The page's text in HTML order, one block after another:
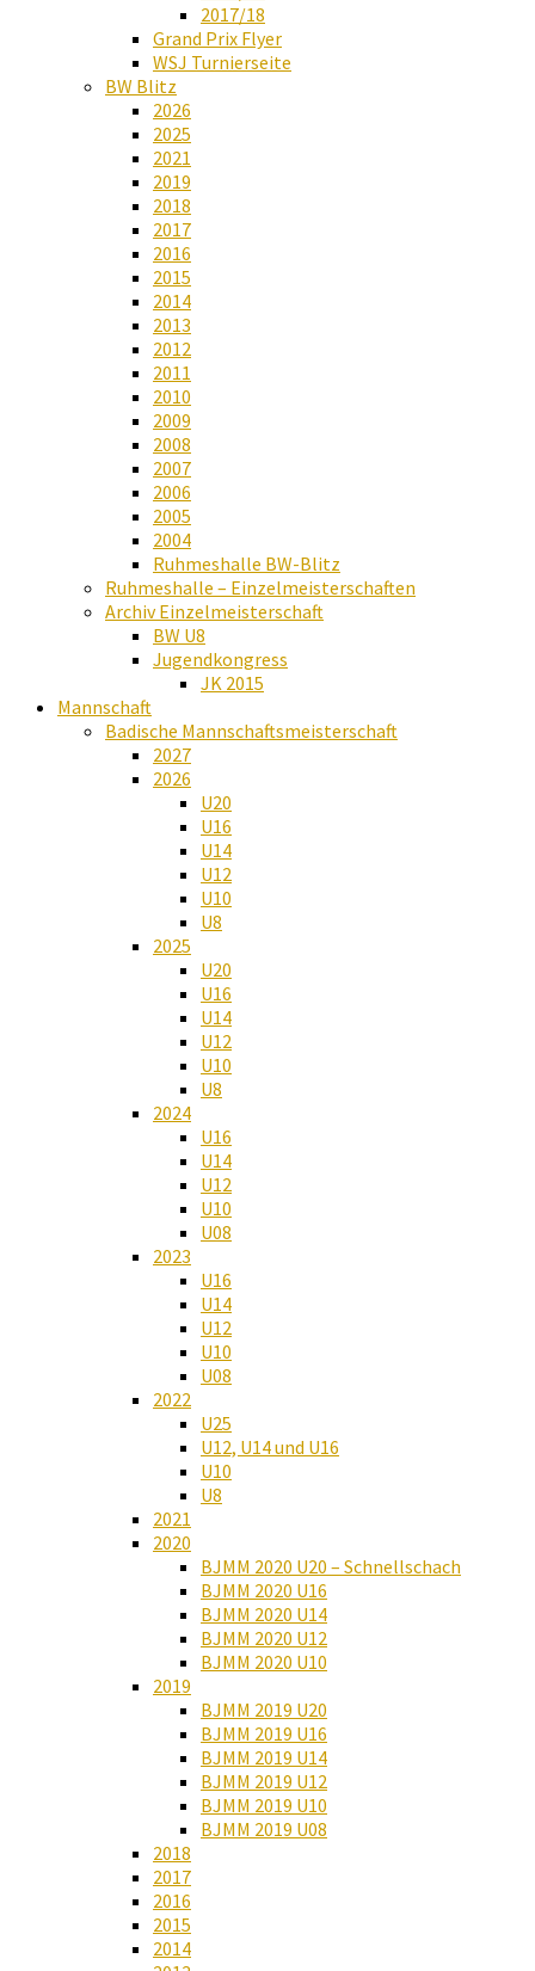
2017/18
Grand Prix Flyer
WSJ Turnierseite
BW Blitz
2026
2025
2021
2019
2018
2017
2016
2015
2014
2013
2012
2011
2010
2009
2008
2007
2006
2005
2004
Ruhmeshalle BW-Blitz
Ruhmeshalle – Einzelmeisterschaften
Archiv Einzelmeisterschaft
BW U8
Jugendkongress
JK 2015
Mannschaft
Badische Mannschaftsmeisterschaft
2027
2026
U20
U16
U14
U12
U10
U8
2025
U20
U16
U14
U12
U10
U8
2024
U16
U14
U12
U10
U08
2023
U16
U14
U12
U10
U08
2022
U25
U12, U14 und U16
U10
U8
2021
2020
BJMM 2020 U20 – Schnellschach
BJMM 2020 U16
BJMM 2020 U14
BJMM 2020 U12
BJMM 2020 U10
2019
BJMM 2019 U20
BJMM 2019 U16
BJMM 2019 U14
BJMM 2019 U12
BJMM 2019 U10
BJMM 2019 U08
2018
2017
2016
2015
2014